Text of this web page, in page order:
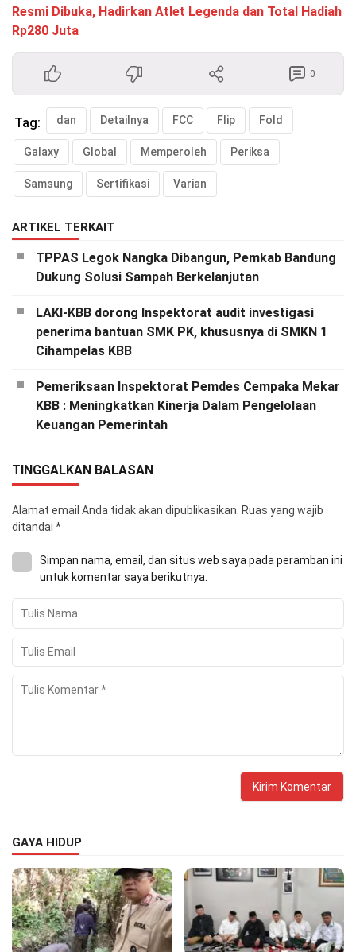
Resmi Dibuka, Hadirkan Atlet Legenda dan Total Hadiah
Rp280 Juta
0
Tag: dan Detailnya FCC Flip Fold
Galaxy Global Memperoleh Periksa
Samsung Sertifikasi Varian
ARTIKEL TERKAIT
TPPAS Legok Nangka Dibangun, Pemkab Bandung
Dukung Solusi Sampah Berkelanjutan
LAKI-KBB dorong Inspektorat audit investigasi
penerima bantuan SMK PK, khususnya di SMKN 1
Cihampelas KBB
Pemeriksaan Inspektorat Pemdes Cempaka Mekar
KBB : Meningkatkan Kinerja Dalam Pengelolaan
Keuangan Pemerintah
TINGGALKAN BALASAN
Alamat email Anda tidak akan dipublikasikan. Ruas yang wajib
ditandai *
Simpan nama, email, dan situs web saya pada peramban ini
untuk komentar saya berikutnya.
GAYA HIDUP